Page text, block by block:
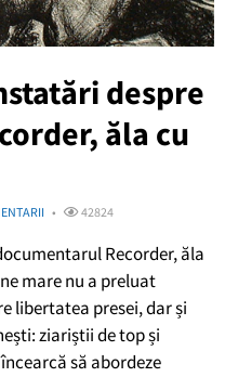
despre
ăla cu
42824
Recorder, ăla
mare nu a preluat
libertatea presei, dar și
ziariștii de top și
să abordeze